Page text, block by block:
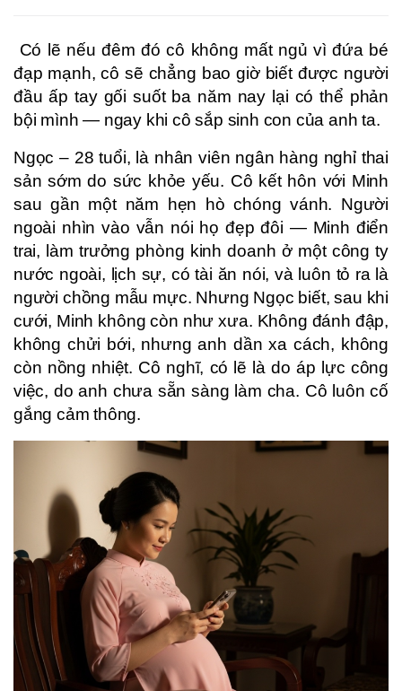
Có lẽ nếu đêm đó cô không mất ngủ vì đứa bé
đạp mạnh, cô sẽ chẳng bao giờ biết được người
đầu ấp tay gối suốt ba năm nay lại có thể phản
bội mình — ngay khi cô sắp sinh con của anh ta.
Ngọc – 28 tuổi, là nhân viên ngân hàng nghỉ thai
sản sớm do sức khỏe yếu. Cô kết hôn với Minh
sau gần một năm hẹn hò chóng vánh. Người
ngoài nhìn vào vẫn nói họ đẹp đôi — Minh điển
trai, làm trưởng phòng kinh doanh ở một công ty
nước ngoài, lịch sự, có tài ăn nói, và luôn tỏ ra là
người chồng mẫu mực. Nhưng Ngọc biết, sau khi
cưới, Minh không còn như xưa. Không đánh đập,
không chửi bới, nhưng anh dần xa cách, không
còn nồng nhiệt. Cô nghĩ, có lẽ là do áp lực công
việc, do anh chưa sẵn sàng làm cha. Cô luôn cố
gắng cảm thông.